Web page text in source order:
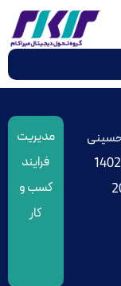
مدیریت
فرایند
کسب و
کار